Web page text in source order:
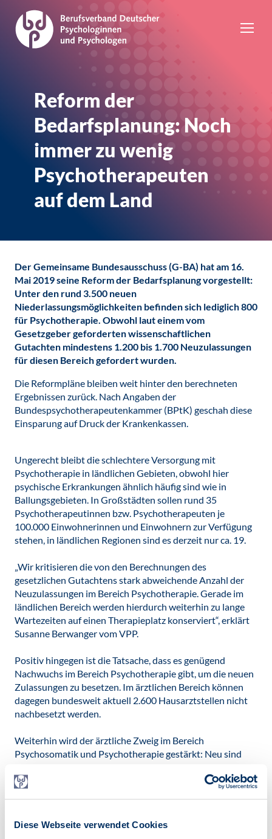
Diese Webseite verwendet Cookies
Reform der
Bedarfsplanung: Noch
immer zu wenig
Psychotherapeuten
auf dem Land
Der Gemeinsame Bundesausschuss (G-BA) hat am 16.
Mai 2019 seine Reform der Bedarfsplanung vorgestellt:
Unter den rund 3.500 neuen
Niederlassungsmöglichkeiten befinden sich lediglich 800
für Psychotherapie. Obwohl laut einem vom
Gesetzgeber geforderten wissenschaftlichen
Gutachten mindestens 1.200 bis 1.700 Neuzulassungen
für diesen Bereich gefordert wurden.
Die Reformpläne bleiben weit hinter den berechneten
Ergebnissen zurück. Nach Angaben der
Bundespsychotherapeutenkammer (BPtK) geschah diese
Einsparung auf Druck der Krankenkassen.
Ungerecht bleibt die schlechtere Versorgung mit
Psychotherapie in ländlichen Gebieten, obwohl hier
psychische Erkrankungen ähnlich häufig sind wie in
Ballungsgebieten. In Großstädten sollen rund 35
Psychotherapeutinnen bzw. Psychotherapeuten je
100.000 Einwohnerinnen und Einwohnern zur Verfügung
stehen, in ländlichen Regionen sind es derzeit nur ca. 19.
„Wir kritisieren die von den Berechnungen des
gesetzlichen Gutachtens stark abweichende Anzahl der
Neuzulassungen im Bereich Psychotherapie. Gerade im
ländlichen Bereich werden hierdurch weiterhin zu lange
Wartezeiten auf einen Therapieplatz konserviert“, erklärt
Susanne Berwanger vom VPP.
Positiv hingegen ist die Tatsache, dass es genügend
Nachwuchs im Bereich Psychotherapie gibt, um die neuen
Zulassungen zu besetzen. Im ärztlichen Bereich können
dagegen bundesweit aktuell 2.600 Hausarztstellen nicht
nachbesetzt werden.
Weiterhin wird der ärztliche Zweig im Bereich
Psychosomatik und Psychotherapie gestärkt: Neu sind
psychosomatische Medizin und Psychotherapie. In
gesperrten Bereich niederlassen. Für Fachgebiete wie